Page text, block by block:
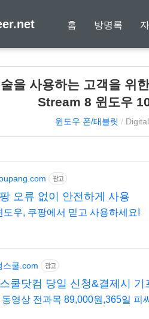
홈 방명록
을 사용하는 고객을 위
Stream 8 윈도우
윈도우 폰/태블릿 /
광고
오류 없이 안전하게 사용
도우, 쿠팡에서 믿고 사용하세요!
스쿨.com 광고
쿨닷컴 당일 신청&결제시 기
영상 전과목 89,000원,365일 피